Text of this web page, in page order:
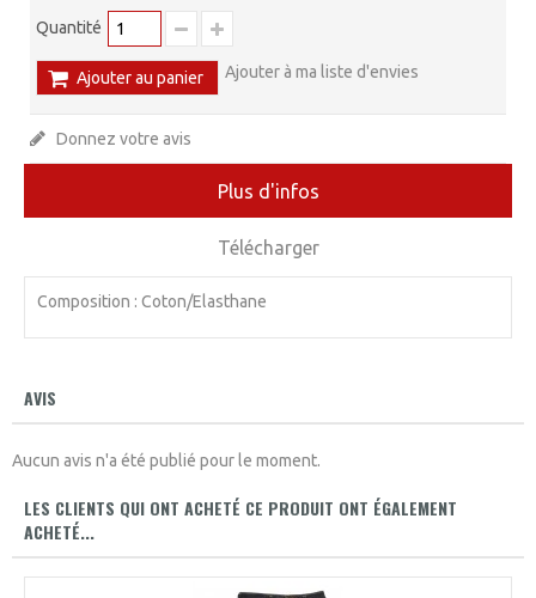
Quantité
Ajouter au panier Ajouter à ma liste d'envies
Donnez votre avis
Plus d'infos
Télécharger
Composition : Coton/Elasthane
AVIS
Aucun avis n'a été publié pour le moment.
LES CLIENTS QUI ONT ACHETÉ CE PRODUIT ONT ÉGALEMENT
ACHETÉ...